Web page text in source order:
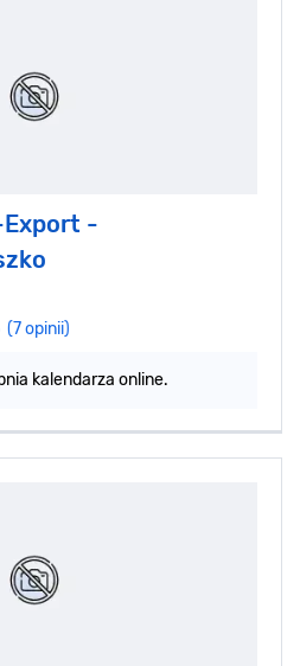
Export -
(7 opinii)
kalendarza online.